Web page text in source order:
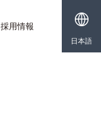
採用情報
日本語